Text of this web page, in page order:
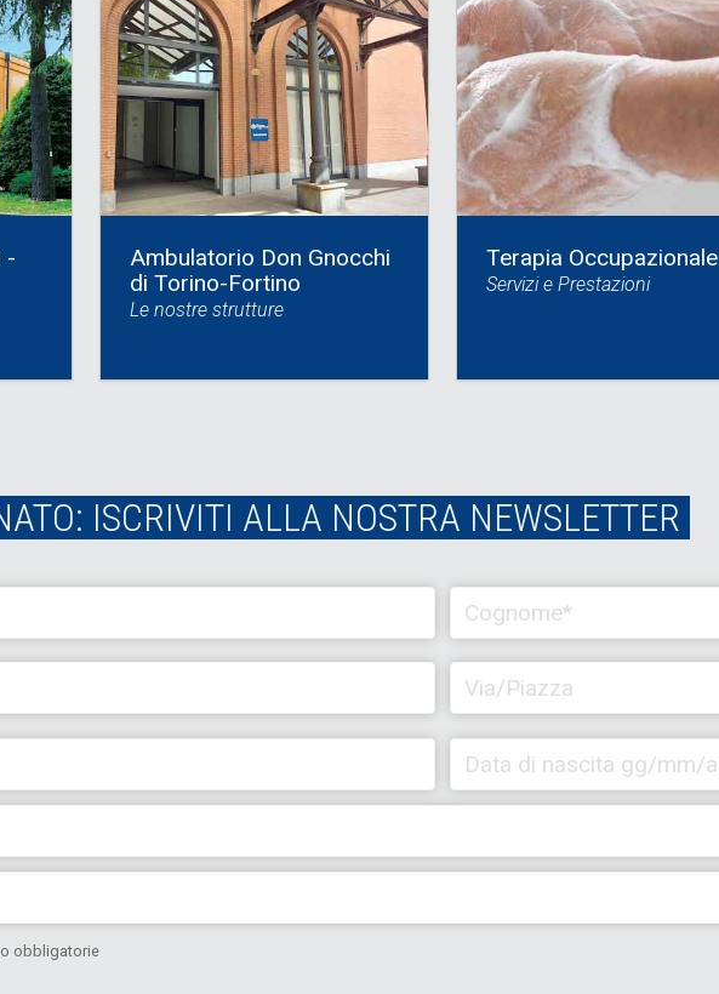
-
Ambulatorio Don Gnocchi
di Torino-Fortino
Le nostre strutture
Terapia Occupazionale
Servizi e Prestazioni
ISCRIVITI ALLA NOSTRA NEWSLETTER
obbligatorie